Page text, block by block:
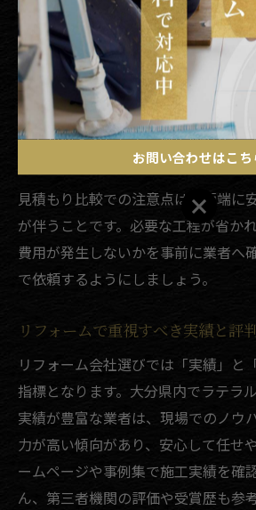
比較の際には、費用だけでなく「工
「アフターサービス」もチェックし
同じラテラルドアの交換でも、グレ
て価格に幅が出ます。大分リフォー
せて判断することで、適正価格かど
見積もり比較での注意点は、極端に
が伴うことです。必要な工程が省か
費用が発生しないかを事前に業者へ
で依頼するようにしましょう。
リフォームで重視すべき実績と評
リフォーム会社選びでは「実績」と
指標となります。大分県内でラテラ
実績が豊富な業者は、現場でのノウ
力が高い傾向があり、安心して任せ
ームページや事例集で施工実績を確
ん、第三者機関の評価や受賞歴も参
お問い合わせはこち
お問い合わせはこち